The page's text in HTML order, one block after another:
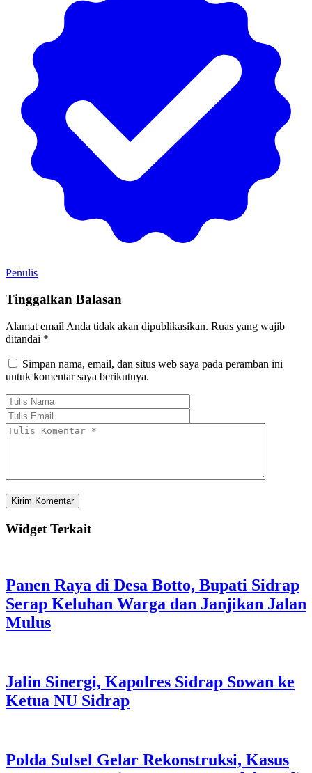
Penulis
Tinggalkan Balasan
Alamat email Anda tidak akan dipublikasikan. Ruas yang wajib
ditandai *
Simpan nama, email, dan situs web saya pada peramban ini
untuk komentar saya berikutnya.
Widget Terkait
Panen Raya di Desa Botto, Bupati Sidrap
Serap Keluhan Warga dan Janjikan Jalan
Mulus
Jalin Sinergi, Kapolres Sidrap Sowan ke
Ketua NU Sidrap
Polda Sulsel Gelar Rekonstruksi, Kasus